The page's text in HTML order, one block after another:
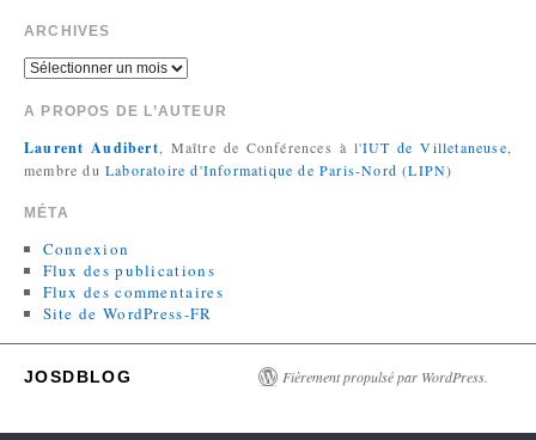
ARCHIVES
A PROPOS DE L’AUTEUR
Laurent Audibert , Maître de Conférences à l'IUT de Villetaneuse
membre du Laboratoire d'Informatique de Paris-Nord (LIPN)
MÉTA
Connexion
Flux des publications
Flux des commentaires
Site de WordPress-FR
JOSDBLOG Fièrement propulsé par WordPress.